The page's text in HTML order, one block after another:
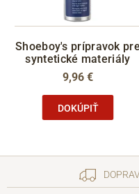
Shoeboy's prípravok pre
syntetické materiály
9,96 €
DOKÚPIŤ